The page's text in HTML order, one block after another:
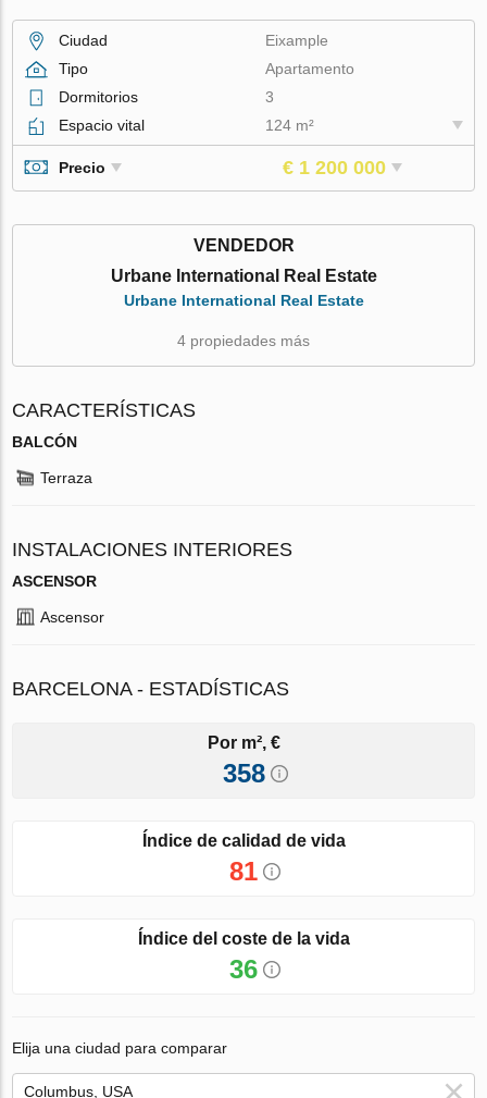
Ciudad
Eixample
Tipo
Apartamento
Dormitorios
3
Espacio vital
124 m²
Precio € 1 200 000
VENDEDOR
Urbane International Real Estate
Urbane International Real Estate
4 propiedades más
CARACTERÍSTICAS
BALCÓN
Terraza
INSTALACIONES INTERIORES
ASCENSOR
Ascensor
BARCELONA - ESTADÍSTICAS
Por m², €
358
Índice de calidad de vida
81
Índice del coste de la vida
36
Elija una ciudad para comparar